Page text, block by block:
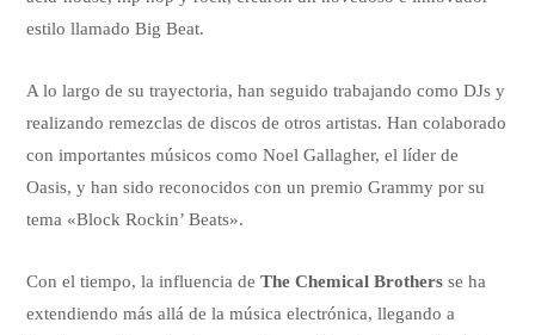
estilo llamado Big Beat.
A lo largo de su trayectoria, han seguido trabajando como DJs y
realizando remezclas de discos de otros artistas. Han colaborado
con importantes músicos como Noel Gallagher, el líder de
Oasis, y han sido reconocidos con un premio Grammy por su
tema «Block Rockin’ Beats».
Con el tiempo, la influencia deThe Chemical Brothers se ha
extendiendo más allá de la música electrónica, llegando a